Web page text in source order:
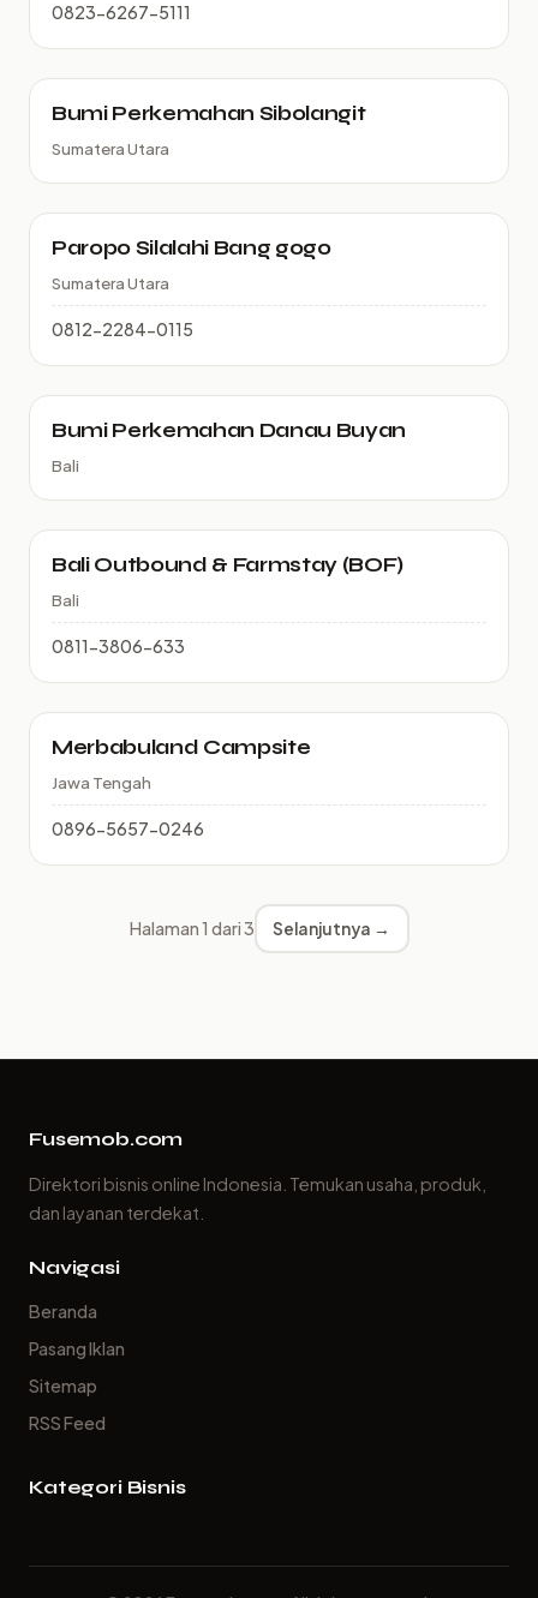
0823-6267-5111
Bumi Perkemahan Sibolangit
Sumatera Utara
Paropo Silalahi Bang gogo
Sumatera Utara
0812-2284-0115
Bumi Perkemahan Danau Buyan
Bali
Bali Outbound & Farmstay (BOF)
Bali
0811-3806-633
Merbabuland Campsite
Jawa Tengah
0896-5657-0246
Halaman 1 dari 3 Selanjutnya →
Fusemob.com
Direktori bisnis online Indonesia. Temukan usaha, produk,
dan layanan terdekat.
Navigasi
Beranda
Pasang Iklan
Sitemap
RSS Feed
Kategori Bisnis